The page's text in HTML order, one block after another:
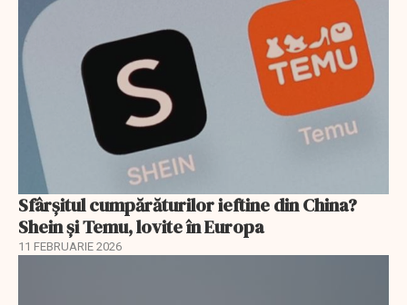
Sfârșitul cumpărăturilor ieftine din China?
Shein și Temu, lovite în Europa
11 FEBRUARIE 2026